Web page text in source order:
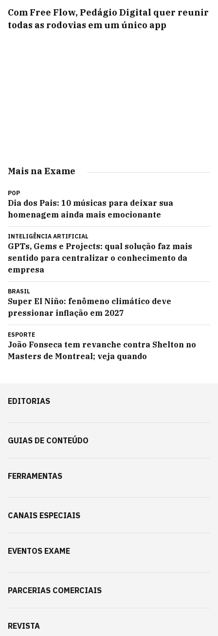
Com Free Flow, Pedágio Digital quer reunir
todas as rodovias em um único app
Mais na Exame
POP
Dia dos Pais: 10 músicas para deixar sua
homenagem ainda mais emocionante
INTELIGÊNCIA ARTIFICIAL
GPTs, Gems e Projects: qual solução faz mais
sentido para centralizar o conhecimento da
empresa
BRASIL
Super El Niño: fenômeno climático deve
pressionar inflação em 2027
ESPORTE
João Fonseca tem revanche contra Shelton no
Masters de Montreal; veja quando
EDITORIAS
GUIAS DE CONTEÚDO
FERRAMENTAS
CANAIS ESPECIAIS
EVENTOS EXAME
PARCERIAS COMERCIAIS
REVISTA